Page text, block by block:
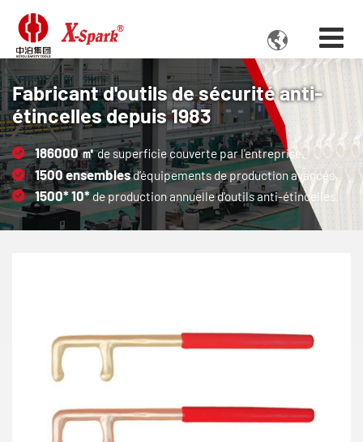

Fabricant d'outils de sécurité anti-
étincelles depuis 1983
186000㎡de superficie couverte par l'entreprise.
1500ensemblesd’équipements de production avancés.
1500*10*de production annuelle d'outils anti-étincelles.